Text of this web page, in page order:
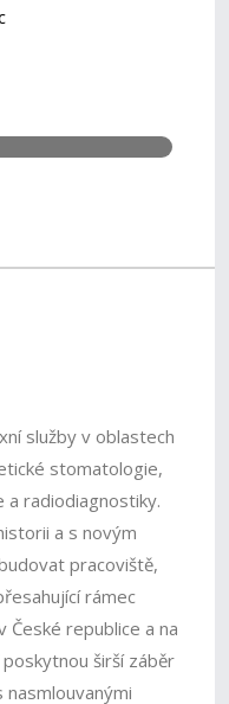
služby v oblastech
stomatologie,
radiodiagnostiky.
a s novým
pracoviště,
rámec
republice a na
širší záběr